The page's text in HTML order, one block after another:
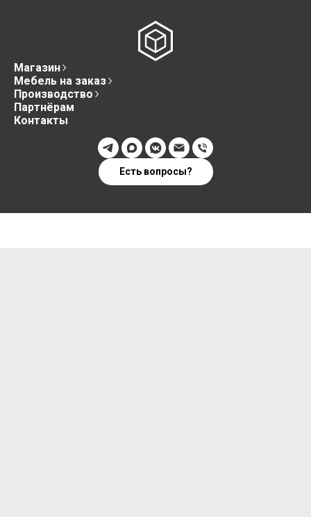
Магазин
Мебель на заказ
Производство
Партнёрам
Контакты
Есть вопросы?